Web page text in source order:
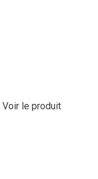
Voir le produit